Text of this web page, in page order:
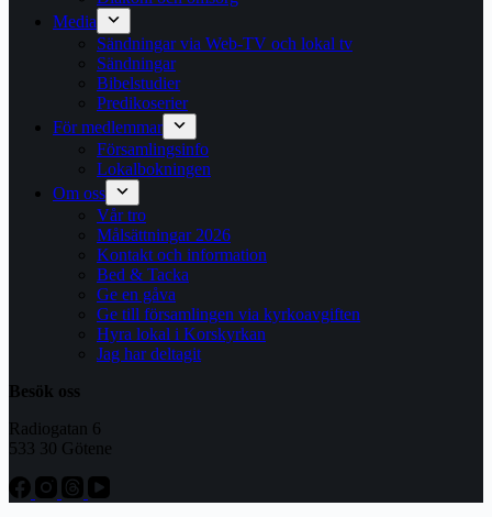
Media
Sändningar via Web-TV och lokal tv
Sändningar
Bibelstudier
Predikoserier
För medlemmar
Församlingsinfo
Lokalbokningen
Om oss
Vår tro
Målsättningar 2026
Kontakt och information
Bed & Tacka
Ge en gåva
Ge till församlingen via kyrkoavgiften
Hyra lokal i Korskyrkan
Jag har deltagit
Besök oss
Radiogatan 6
533 30 Götene